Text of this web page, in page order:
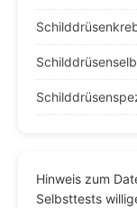
Hinweis zum
Selbsttests